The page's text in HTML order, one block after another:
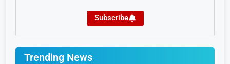
Subscribe
Trending News